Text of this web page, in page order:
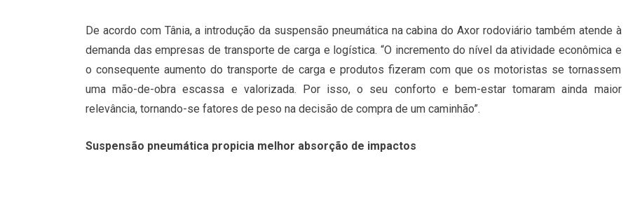
De acordo com Tânia, a introdução da suspensão pneumática na cabina do Axor rodoviário também atende à
demanda das empresas de transporte de carga e logística. “O incremento do nível da atividade econômica e
o consequente aumento do transporte de carga e produtos fizeram com que os motoristas se tornassem
uma mão-de-obra escassa e valorizada. Por isso, o seu conforto e bem-estar tomaram ainda maior
relevância, tornando-se fatores de peso na decisão de compra de um caminhão”.
Suspensão pneumática propicia melhor absorção de impactos